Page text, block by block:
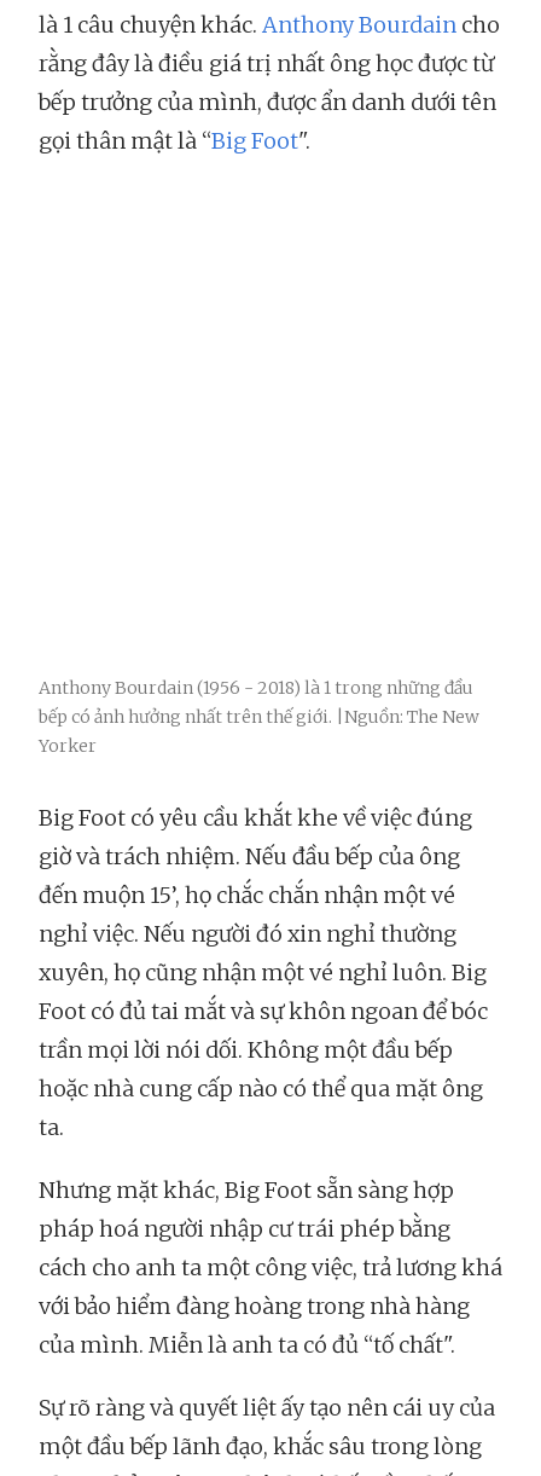
là 1 câu chuyện khác. Anthony Bourdain cho
rằng đây là điều giá trị nhất ông học được từ
bếp trưởng của mình, được ẩn danh dưới tên
gọi thân mật là “Big Foot".
Anthony Bourdain (1956 - 2018) là 1 trong những đầu
bếp có ảnh hưởng nhất trên thế giới. |Nguồn: The New
Yorker
Big Foot có yêu cầu khắt khe về việc đúng
giờ và trách nhiệm. Nếu đầu bếp của ông
đến muộn 15’, họ chắc chắn nhận một vé
nghỉ việc. Nếu người đó xin nghỉ thường
xuyên, họ cũng nhận một vé nghỉ luôn. Big
Foot có đủ tai mắt và sự khôn ngoan để bóc
trần mọi lời nói dối. Không một đầu bếp
hoặc nhà cung cấp nào có thể qua mặt ông
ta.
Nhưng mặt khác, Big Foot sẵn sàng hợp
pháp hoá người nhập cư trái phép bằng
cách cho anh ta một công việc, trả lương khá
với bảo hiểm đàng hoàng trong nhà hàng
của mình. Miễn là anh ta có đủ “tố chất".
Sự rõ ràng và quyết liệt ấy tạo nên cái uy của
một đầu bếp lãnh đạo, khắc sâu trong lòng